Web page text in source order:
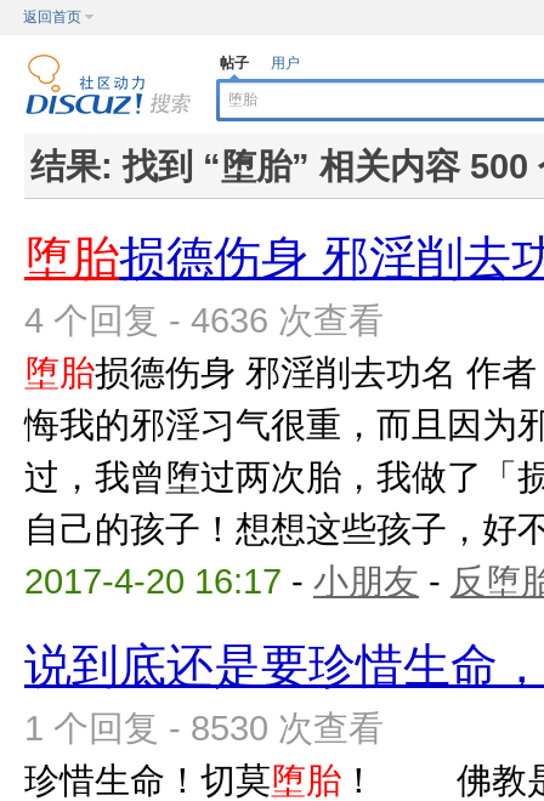
返回首页
帖子 用户
结果:找到 “堕胎” 相关内容 500
堕胎损德伤身 邪淫削去
4 个回复 - 4636 次查看
堕胎损德伤身 邪淫削去功名 作
悔我的邪淫习气很重，而且因为
过，我曾堕过两次胎，我做了「
自己的孩子！想想这些孩子，好
2017-4-20 16:17 - 小朋友 - 反堕
说到底还是要珍惜生命
1 个回复 - 8530 次查看
珍惜生命！切莫堕胎 ！ 佛教是